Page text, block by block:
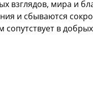
взглядов, мира и
и сбываются
в